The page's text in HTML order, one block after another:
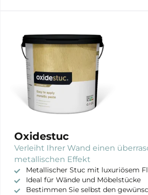
Oxidestuc
Verleiht Ihrer Wand einen
metallischen Effekt
Metallischer Stuc mit luxuriösem
Ideal für Wände und Möbelstücke
Bestimmen Sie selbst den